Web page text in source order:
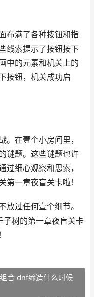
布满了各种按钮和指
线索提示了按钮按下
中的元素和机关上的
按钮，机关成功启
。在壹个小房间里，
谜题。这些谜题也许
过细心观察和思索，
第一章夜盲关卡啦！
放过任何壹个细节。
树的第一章夜盲关卡
合 dnf缔造什么时候